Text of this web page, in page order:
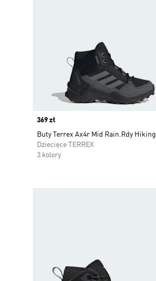
Price
369 zł
Buty Terrex Ax4r Mid Rain.Rdy Hiking
Dziecięce TERREX
3 kolory